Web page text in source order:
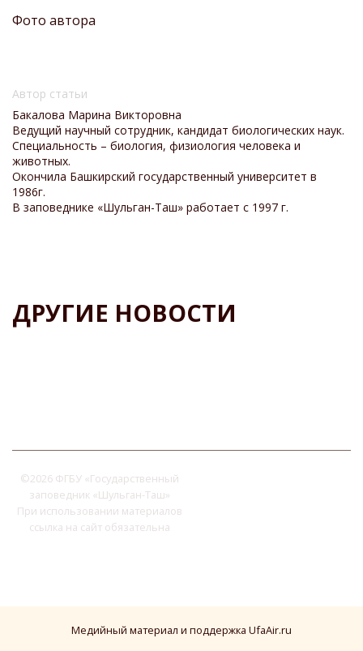
Фото автора
Автор статьи
Бакалова Марина Викторовна
Ведущий научный сотрудник, кандидат биологических наук.
Специальность – биология, физиология человека и
животных.
Окончила Башкирский государственный университет в
1986г.
В заповеднике «Шульган-Таш» работает с 1997 г.
ДРУГИЕ НОВОСТИ
©2026 ФГБУ «Государственный
заповедник «Шульган-Таш»
При использовании материалов
ссылка на сайт обязательна
Медийный материал и поддержка UfaAir.ru